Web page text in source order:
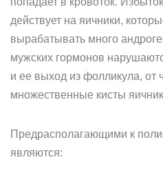
действует на яичники,
вырабатывать много
мужских гормонов
и ее выход из фолликула, от
множественные кисты
Предрасполагающими к
являются: